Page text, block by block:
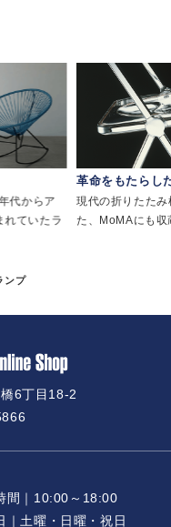
代からア
れていたラ
革命をもたらし
現代の折りたた
た、MoMAにも収
ンプ
6丁目18-2
間｜10:00～18:00
｜土曜・日曜・祝日